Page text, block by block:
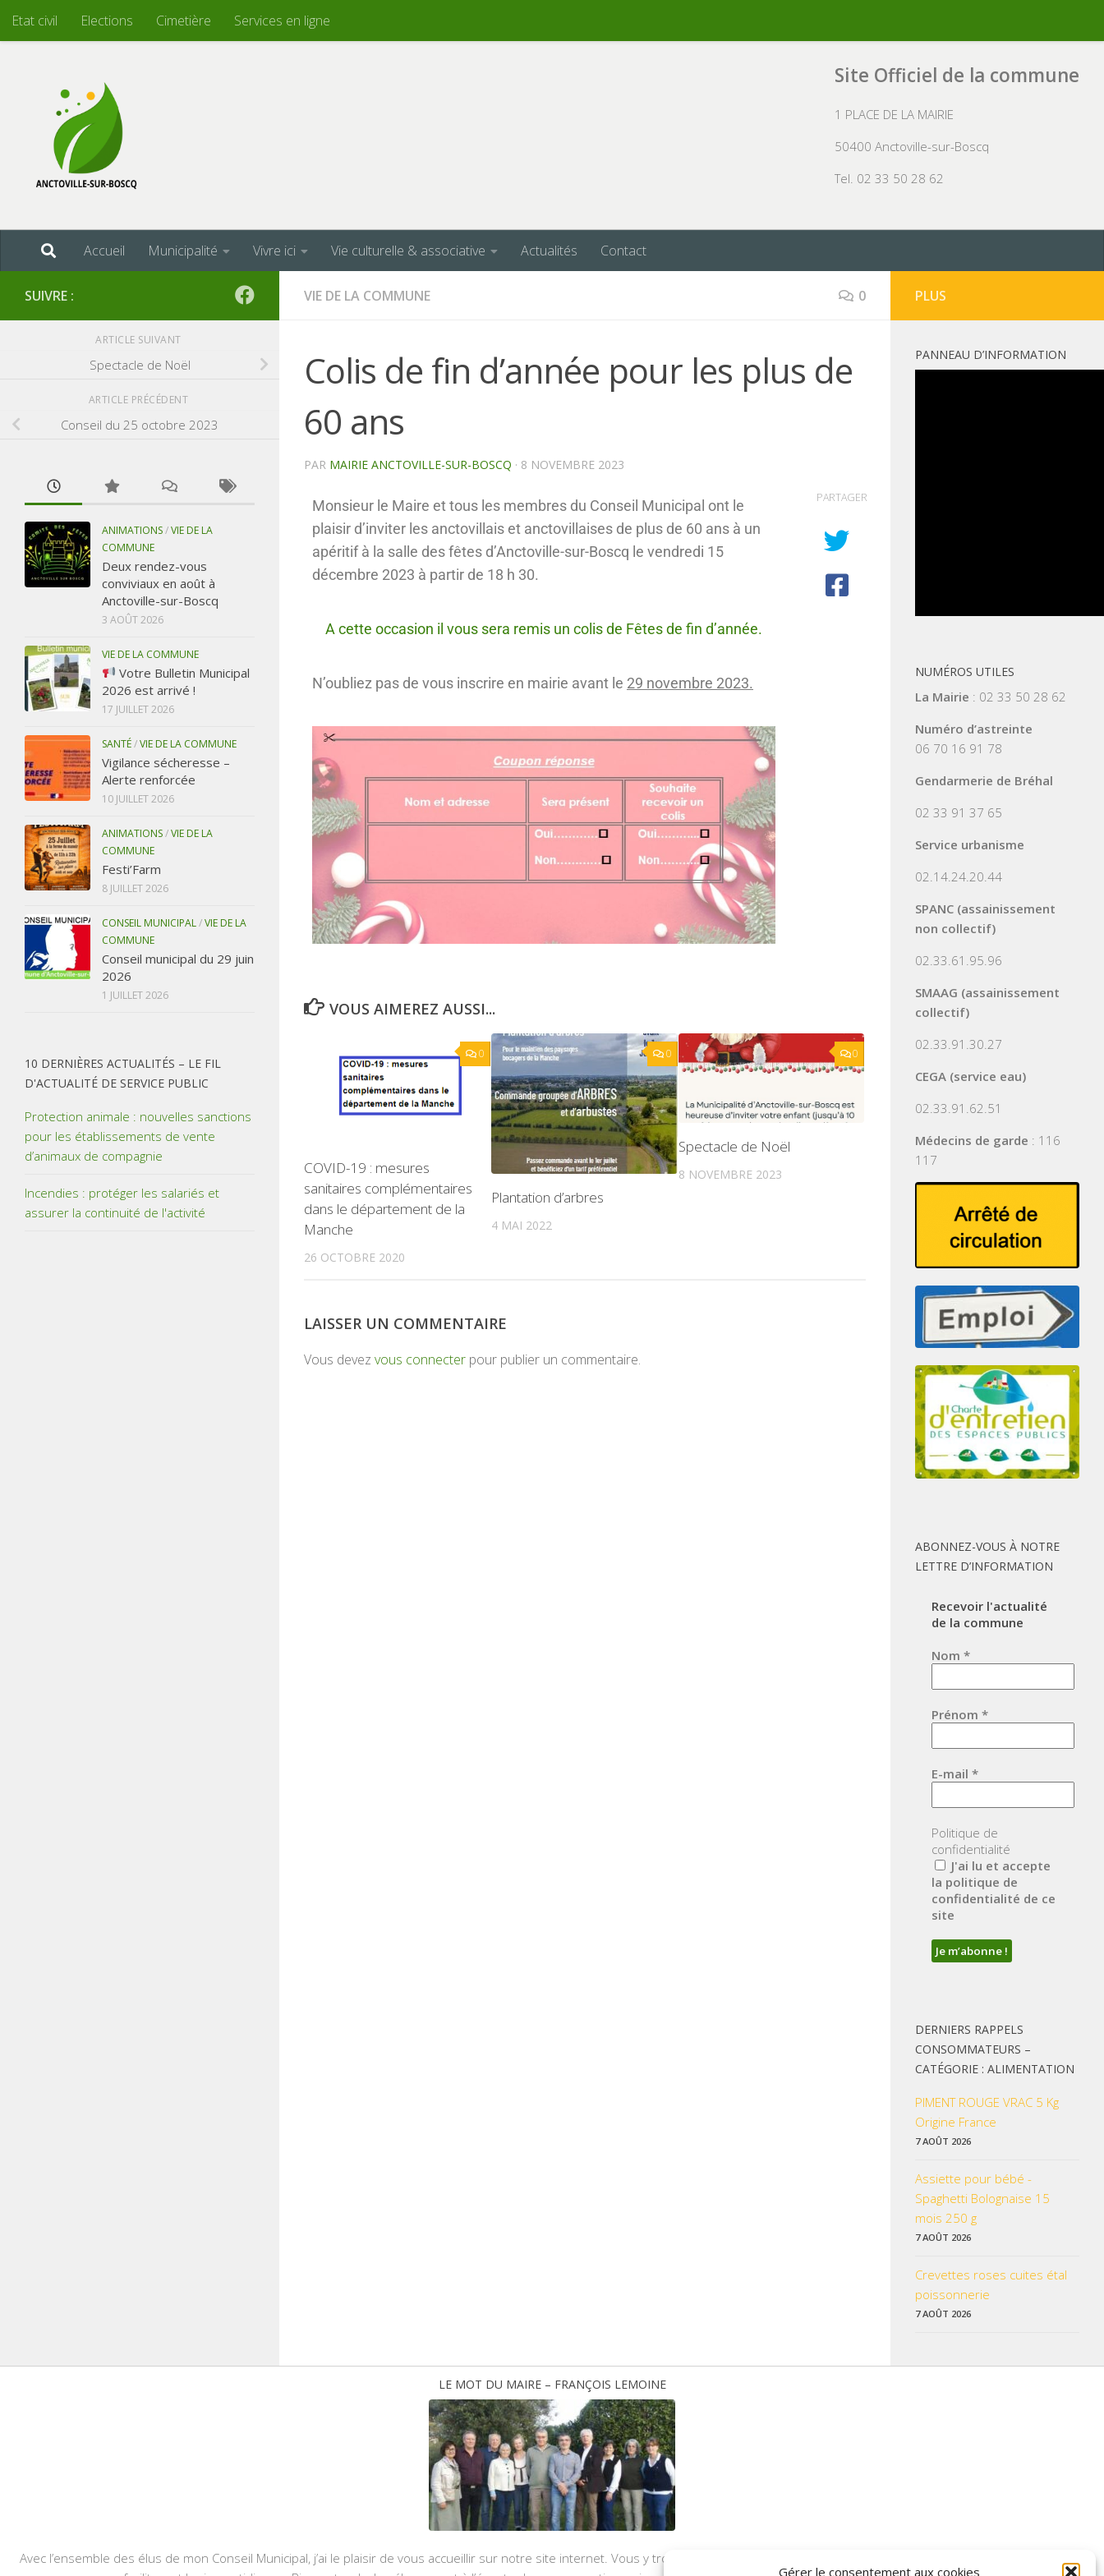
Gérer le consentement aux cookies
Skip to content
Etat civil Elections Cimetière Services en ligne
Site Officiel de la commune
1 PLACE DE LA MAIRIE
50400 Anctoville-sur-Boscq
Tel. 02 33 50 28 62
Accueil Municipalité Vivre ici Vie culturelle & associative Actualités Contact
VIE DE LA COMMUNE 0
Colis de fin d’année pour les plus de
60 ans
PAR MAIRIE ANCTOVILLE-SUR-BOSCQ · 8 NOVEMBRE 2023
Monsieur le Maire et tous les membres du Conseil Municipal ont le
plaisir d’inviter les anctovillais et anctovillaises de plus de 60 ans à un
apéritif à la salle des fêtes d’Anctoville-sur-Boscq le vendredi 15
décembre 2023 à partir de 18 h 30.
A cette occasion il vous sera remis un colis de Fêtes de fin d’année.
N’oubliez pas de vous inscrire en mairie avant le 29 novembre 2023.
PARTAGER
VOUS AIMEREZ AUSSI...
0
COVID-19 : mesures
sanitaires complémentaires
dans le département de la
Manche
26 OCTOBRE 2020
0
Plantation d’arbres
4 MAI 2022
0
Spectacle de Noël
8 NOVEMBRE 2023
LAISSER UN COMMENTAIRE
Vous devez vous connecter pour publier un commentaire.
SUIVRE :
ARTICLE SUIVANT
Spectacle de Noël
ARTICLE PRÉCÉDENT
Conseil du 25 octobre 2023
ANIMATIONS/VIE DE LA
COMMUNE
Deux rendez-vous
conviviaux en août à
Anctoville-sur-Boscq
3 AOÛT 2026
VIE DE LA COMMUNE
Votre Bulletin Municipal
2026 est arrivé !
17 JUILLET 2026
SANTÉ/VIE DE LA COMMUNE
Vigilance sécheresse –
Alerte renforcée
10 JUILLET 2026
ANIMATIONS/VIE DE LA
COMMUNE
Festi’Farm
8 JUILLET 2026
CONSEIL MUNICIPAL/VIE DE LA
COMMUNE
Conseil municipal du 29 juin
2026
1 JUILLET 2026
10 DERNIÈRES ACTUALITÉS – LE FIL
D'ACTUALITÉ DE SERVICE PUBLIC
Protection animale : nouvelles sanctions
pour les établissements de vente
d’animaux de compagnie
Incendies : protéger les salariés et
assurer la continuité de l'activité
PLUS
PANNEAU D’INFORMATION
NUMÉROS UTILES
La Mairie : 02 33 50 28 62
Numéro d’astreinte
06 70 16 91 78
Gendarmerie de Bréhal
02 33 91 37 65
Service urbanisme
02.14.24.20.44
SPANC (assainissement
non collectif)
02.33.61.95.96
SMAAG (assainissement
collectif)
02.33.91.30.27
CEGA (service eau)
02.33.91.62.51
Médecins de garde : 116
117
ABONNEZ-VOUS À NOTRE
LETTRE D’INFORMATION
Recevoir l'actualité
de la commune
Nom *
Prénom *
E-mail *
Politique de
confidentialité
J'ai lu et accepte
la politique de
confidentialité de ce
site
DERNIERS RAPPELS
CONSOMMATEURS –
CATÉGORIE : ALIMENTATION
PIMENT ROUGE VRAC 5 Kg
Origine France
7 AOÛT 2026
Assiette pour bébé -
Spaghetti Bolognaise 15
mois 250 g
7 AOÛT 2026
Crevettes roses cuites étal
poissonnerie
7 AOÛT 2026
LE MOT DU MAIRE – FRANÇOIS LEMOINE
Avec l’ensemble des élus de mon Conseil Municipal, j’ai le plaisir de vous accueillir sur notre site internet. Vous y trouverez les données pratiques, les liens utiles et les informations qui vous